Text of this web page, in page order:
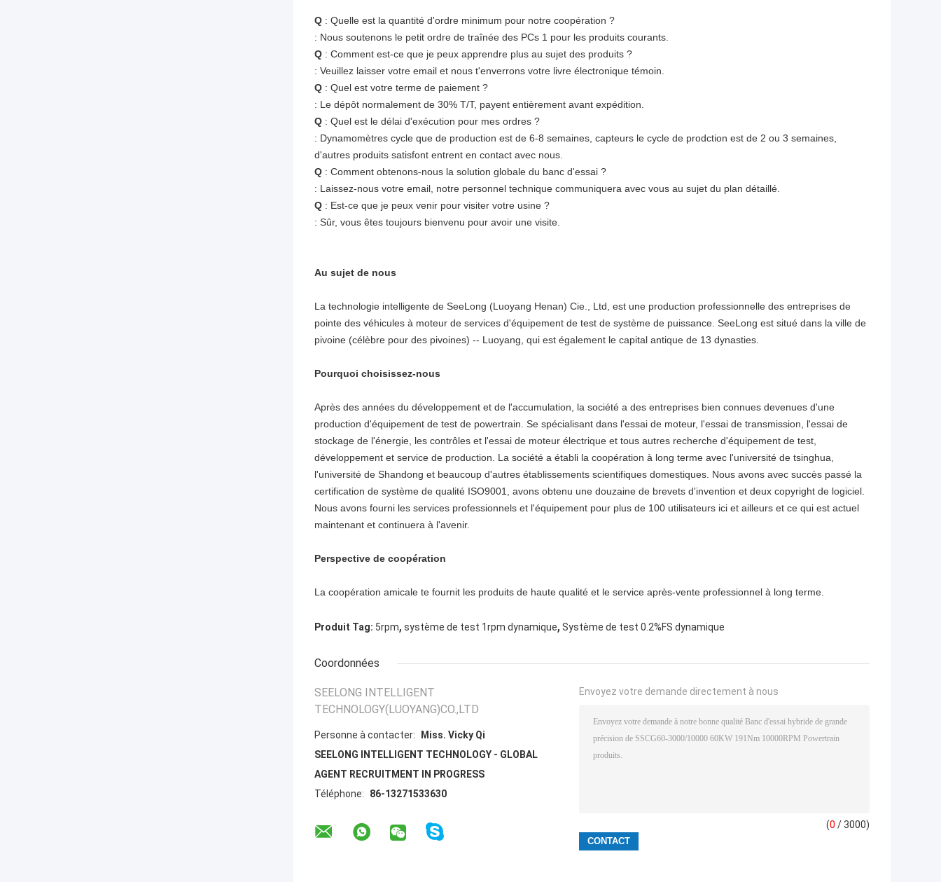
Q : Quelle est la quantité d'ordre minimum pour notre coopération ?
: Nous soutenons le petit ordre de traînée des PCs 1 pour les produits courants.
Q : Comment est-ce que je peux apprendre plus au sujet des produits ?
: Veuillez laisser votre email et nous t'enverrons votre livre électronique témoin.
Q : Quel est votre terme de paiement ?
: Le dépôt normalement de 30% T/T, payent entièrement avant expédition.
Q : Quel est le délai d'exécution pour mes ordres ?
: Dynamomètres cycle que de production est de 6-8 semaines, capteurs le cycle de prodction est de 2 ou 3 semaines,
d'autres produits satisfont entrent en contact avec nous.
Q : Comment obtenons-nous la solution globale du banc d'essai ?
: Laissez-nous votre email, notre personnel technique communiquera avec vous au sujet du plan détaillé.
Q : Est-ce que je peux venir pour visiter votre usine ?
: Sûr, vous êtes toujours bienvenu pour avoir une visite.
Au sujet de nous
La technologie intelligente de SeeLong (Luoyang Henan) Cie., Ltd, est une production professionnelle des entreprises de
pointe des véhicules à moteur de services d'équipement de test de système de puissance. SeeLong est situé dans la ville de
pivoine (célèbre pour des pivoines) -- Luoyang, qui est également le capital antique de 13 dynasties.
Pourquoi choisissez-nous
Après des années du développement et de l'accumulation, la société a des entreprises bien connues devenues d'une
production d'équipement de test de powertrain. Se spécialisant dans l'essai de moteur, l'essai de transmission, l'essai de
stockage de l'énergie, les contrôles et l'essai de moteur électrique et tous autres recherche d'équipement de test,
développement et service de production. La société a établi la coopération à long terme avec l'université de tsinghua,
l'université de Shandong et beaucoup d'autres établissements scientifiques domestiques. Nous avons avec succès passé la
certification de système de qualité ISO9001, avons obtenu une douzaine de brevets d'invention et deux copyright de logiciel.
Nous avons fourni les services professionnels et l'équipement pour plus de 100 utilisateurs ici et ailleurs et ce qui est actuel
maintenant et continuera à l'avenir.
Perspective de coopération
La coopération amicale te fournit les produits de haute qualité et le service après-vente professionnel à long terme.
Produit Tag: 5rpm, système de test 1rpm dynamique, Système de test 0.2%FS dynamique
Coordonnées
SEELONG INTELLIGENT
TECHNOLOGY(LUOYANG)CO.,LTD
Personne à contacter:
Miss. Vicky Qi
SEELONG INTELLIGENT TECHNOLOGY - GLOBAL
AGENT RECRUITMENT IN PROGRESS
Téléphone:
86-13271533630
Envoyez votre demande directement à nous
(0 / 3000)